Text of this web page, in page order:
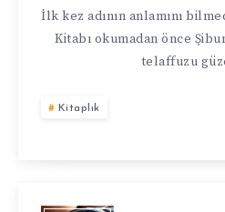
İlk kez adının anlamını
Kitabı okumadan önce
telaffuzu
Kitaplık